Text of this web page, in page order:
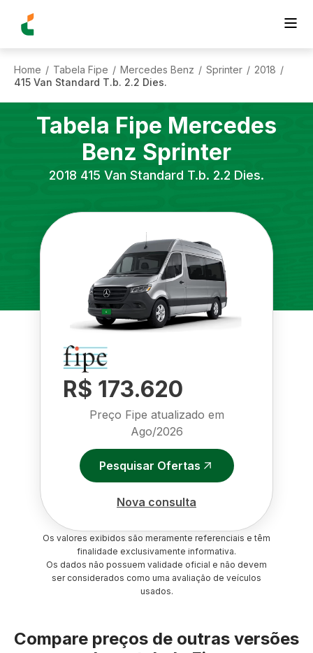
Home / Tabela Fipe / Mercedes Benz / Sprinter / 2018 /
415 Van Standard T.b. 2.2 Dies.
Tabela Fipe Mercedes
Benz Sprinter
2018 415 Van Standard T.b. 2.2 Dies.
R$ 173.620
Preço Fipe atualizado em
Ago/2026
Pesquisar Ofertas
Nova consulta
Os valores exibidos são meramente referenciais e têm
finalidade exclusivamente informativa.
Os dados não possuem validade oficial e não devem
ser considerados como uma avaliação de veículos
usados.
Compare preços de outras versões